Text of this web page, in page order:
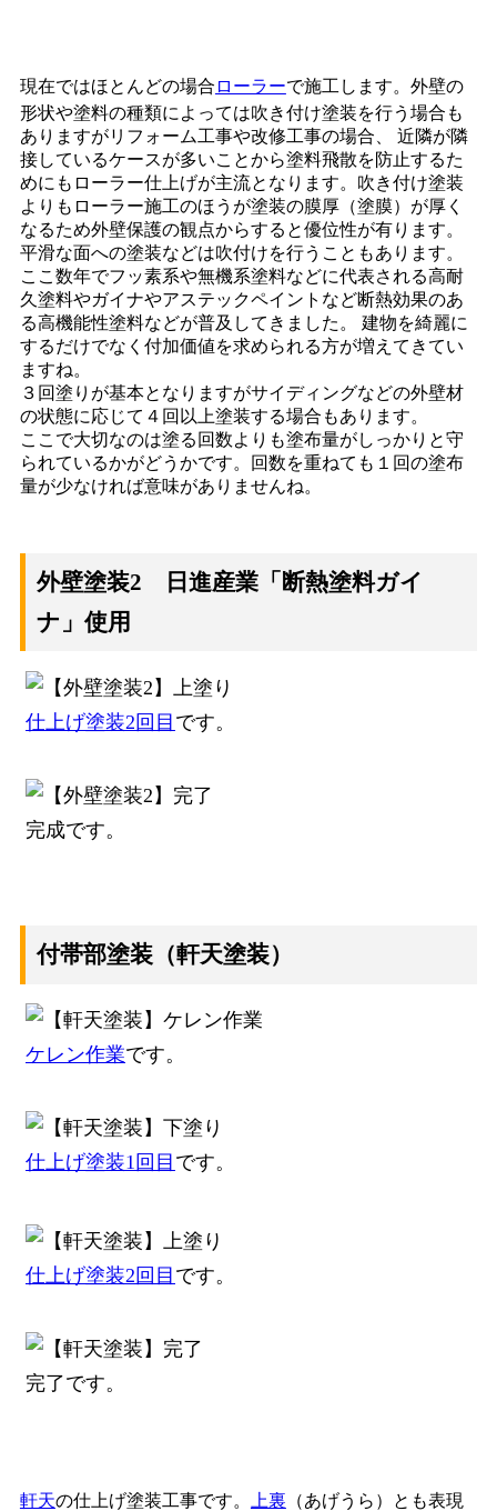
現在ではほとんどの場合 ローラーで施工します。外壁の
形状や塗料の種類によっては吹き付け塗装を行う場合も
ありますがリフォーム工事や改修工事の場合、 近隣が隣
接しているケースが多いことから塗料飛散を防止するた
めにもローラー仕上げが主流となります。吹き付け塗装
よりもローラー施工のほうが塗装の膜厚（塗膜）が厚く
なるため外壁保護の観点からすると優位性が有ります。
平滑な面への塗装などは吹付けを行うこともあります。
ここ数年でフッ素系や無機系塗料などに代表される高耐
久塗料やガイナやアステックペイントなど断熱効果のあ
る高機能性塗料などが普及してきました。 建物を綺麗に
するだけでなく付加価値を求められる方が増えてきてい
ますね。
３回塗りが基本となりますがサイディングなどの外壁材
の状態に応じて４回以上塗装する場合もあります。
ここで大切なのは塗る回数よりも塗布量がしっかりと守
られているかがどうかです。回数を重ねても１回の塗布
量が少なければ意味がありませんね。
外壁塗装2 日進産業「断熱塗料ガイ
ナ」使用
仕上げ塗装2回目 です。
完成です。
付帯部塗装（軒天塗装）
ケレン作業です。
仕上げ塗装1回目 です。
仕上げ塗装2回目 です。
完了です。
軒天の仕上げ塗装工事です。 上裏 （あげうら）とも表現